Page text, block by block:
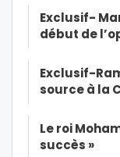
Exclusif-
début de
Exclusif-
source à la
Le roi
succès »